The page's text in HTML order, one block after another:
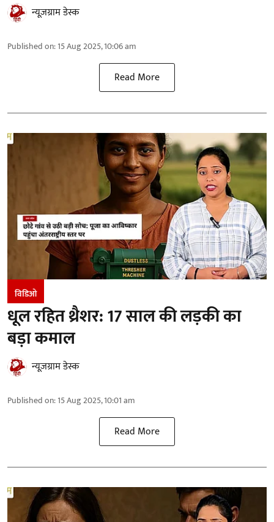
न्यूज़ग्राम डेस्क
Published on:15 Aug 2025, 10:06 am
Read More
विडिओ
धूल रहित थ्रैशर: 17 साल की लड़की का
बड़ा कमाल
न्यूज़ग्राम डेस्क
Published on:15 Aug 2025, 10:01 am
Read More